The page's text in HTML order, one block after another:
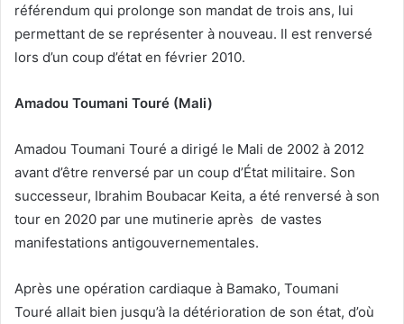
référendum qui prolonge son mandat de trois ans, lui
permettant de se représenter à nouveau. Il est renversé
lors d’un coup d’état en février 2010.
Amadou Toumani Touré (Mali)
Amadou Toumani Touré a dirigé le Mali de 2002 à 2012
avant d’être renversé par un coup d’État militaire. Son
successeur, Ibrahim Boubacar Keita, a été renversé à son
tour en 2020 par une mutinerie après de vastes
manifestations antigouvernementales.
Après une opération cardiaque à Bamako, Toumani
Touré allait bien jusqu’à la détérioration de son état, d’où